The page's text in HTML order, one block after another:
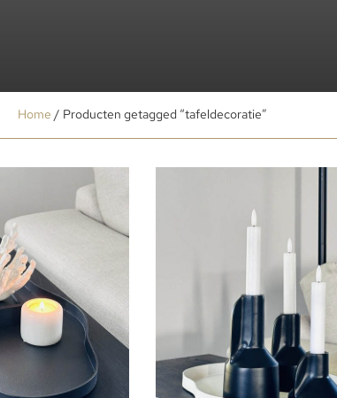
Home / Producten getagged “tafeldecoratie”